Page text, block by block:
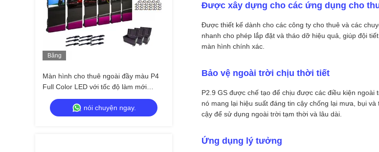
Băng
Màn hình cho thuê ngoài đầy màu P4
Full Color LED với tốc độ làm mới
7680Hz và chống nước IP65 cho màn
hình tường video HDnói chuyện ngay.
Được xây dựng cho các ứng dụng cho
Được thiết kế dành cho các công ty cho thuê và các
nhanh cho phép lắp đặt và tháo dỡ hiệu quả, giúp đội
màn hình chính xác.
Bảo vệ ngoài trời chịu thời tiết
P2.9 GS được chế tạo để chịu được các điều kiện
nó mang lại hiệu suất đáng tin cậy chống lại mưa, bụi
cậy để sử dụng ngoài trời tạm thời và lâu dài.
Ứng dụng lý tưởng